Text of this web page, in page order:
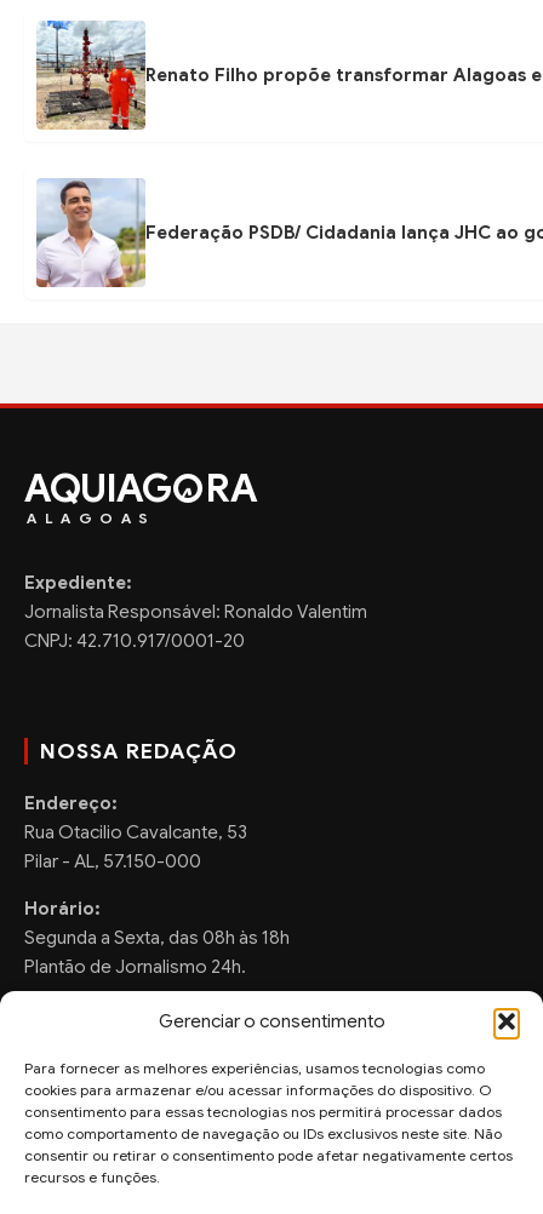
Gerenciar o consentimento
Para fornecer as melhores experiências, usamos tecnologias como
cookies para armazenar e/ou acessar informações do dispositivo. O
consentimento para essas tecnologias nos permitirá processar dados
como comportamento de navegação ou IDs exclusivos neste site. Não
consentir ou retirar o consentimento pode afetar negativamente certos
recursos e funções.
Renato Filho propõe transformar Alagoas
Federação PSDB/ Cidadania lança JHC ao
AQUIAG RA
ALAGOAS
Expediente:
Jornalista Responsável: Ronaldo Valentim
CNPJ: 42.710.917/0001-20
NOSSA REDAÇÃO
Endereço:
Rua Otacilio Cavalcante, 53
Pilar - AL, 57.150-000
Horário:
Segunda a Sexta, das 08h às 18h
Plantão de Jornalismo 24h.
FALE CONOSCO
Sugestões de Pauta:
ronaldo.valentim150@gmail.com